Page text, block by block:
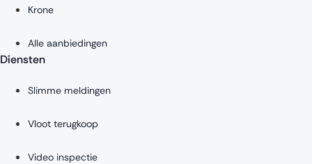
Krone
Alle aanbiedingen
Diensten
Slimme meldingen
Vloot terugkoop
Video inspectie